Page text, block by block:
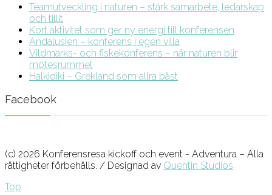
Teamutveckling i naturen – stärk samarbete, ledarskap
och tillit
Kort aktivitet som ger ny energi till konferensen
Andalusien – konferens i egen villa
Vildmarks- och fiskekonferens – när naturen blir
mötesrummet
Halkidiki – Grekland som allra bäst
Facebook
(c) 2026 Konferensresa kickoff och event - Adventura – Alla
rättigheter förbehålls. / Designad av Quentin Studios
Top